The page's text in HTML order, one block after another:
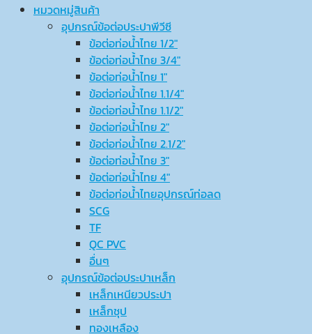
หมวดหมู่สินค้า
อุปกรณ์ข้อต่อประปาพีวีซี
ข้อต่อท่อน้ำไทย 1/2″
ข้อต่อท่อน้ำไทย 3/4″
ข้อต่อท่อน้ำไทย 1″
ข้อต่อท่อน้ำไทย 1.1/4″
ข้อต่อท่อน้ำไทย 1.1/2″
ข้อต่อท่อน้ำไทย 2″
ข้อต่อท่อน้ำไทย 2.1/2″
ข้อต่อท่อน้ำไทย 3″
ข้อต่อท่อน้ำไทย 4″
ข้อต่อท่อน้ำไทยอุปกรณ์ท่อลด
SCG
TF
QC PVC
อื่นๆ
อุปกรณ์ข้อต่อประปาเหล็ก
เหล็กเหนียวประปา
เหล็กชุป
ทองเหลือง